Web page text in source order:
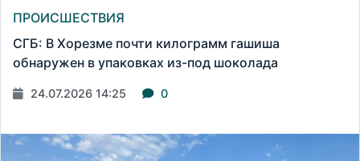
ПРОИСШЕСТВИЯ
СГБ: В Хорезме почти килограмм гашиша
обнаружен в упаковках из-под шоколада
24.07.2026 14:25 0